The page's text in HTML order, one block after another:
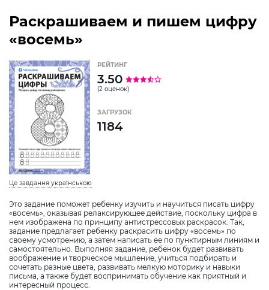
Раскрашиваем и пишем цифру
«восемь»
Це завдання українською
Это задание поможет ребенку изучить и научиться писать цифру
«восемь», оказывая релаксирующее действие, поскольку цифра в
нем изображена по принципу антистрессовых раскрасок. Так,
задание предлагает ребенку раскрасить цифру «восемь» по
своему усмотрению, а затем написать ее по пунктирным линиям и
самостоятельно. Выполняя задание, ребенок будет развивать
воображение и творческое мышление, учиться подбирать и
сочетать разные цвета, развивать мелкую моторику и навыки
письма, а также будет воспринимать обучение как приятный и
интересный процесс.
РЕЙТИНГ
3.50
(2 оценок)
ЗАГРУЗОК
1184